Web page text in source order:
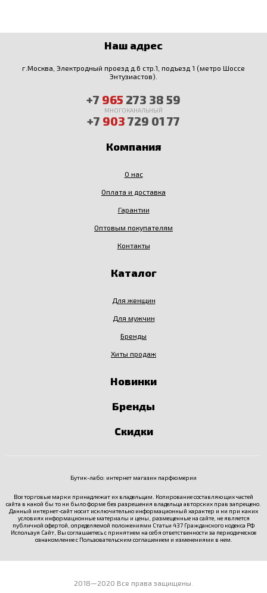
Наш адрес
г.Москва, Электродный проезд д.6 стр.1, подъезд 1 (метро Шоссе
Энтузиастов).
+7 965 273 38 59
МНОГОКАНАЛЬНЫЙ
+7 903 729 01 77
Компания
О нас
Оплата и доставка
Гарантии
Оптовым покупателям
Контакты
Каталог
Для женщин
Для мужчин
Бренды
Хиты продаж
Новинки
Бренды
Скидки
Бутик-лабо: интернет магазин парфюмерии
Все торговые марки принадлежат их владельцам. Копирование составляющих частей
сайта в какой бы то ни было форме без разрешения владельца авторских прав запрещено.
Данный интернет-сайт носит исключительно информационный характер и ни при каких
условиях информационные материалы и цены, размещенные на сайте, не является
публичной офертой, определяемой положениями Статьи 437 Гражданского кодекса РФ
Используя Сайт, Вы соглашаетесь с принятием на себя ответственности за периодическое
ознакомление с Пользовательским соглашением и изменениями в нем.
2018—2020 Все права защищены.